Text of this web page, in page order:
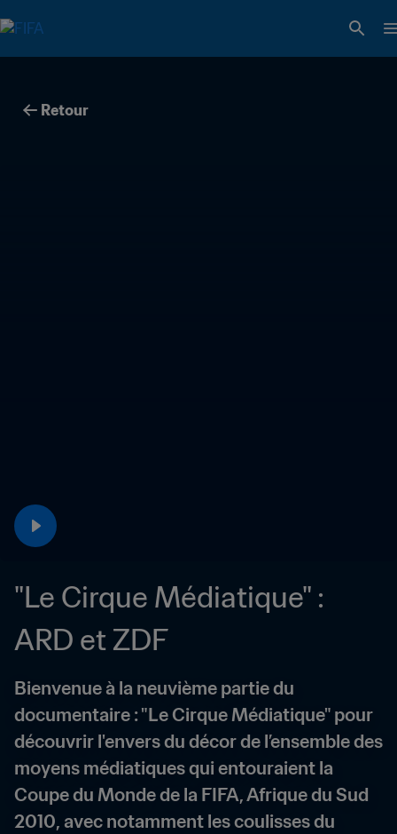
Retour
"Le Cirque Médiatique" :
ARD et ZDF
Bienvenue à la neuvième partie du
documentaire : "Le Cirque Médiatique" pour
découvrir l'envers du décor de l’ensemble des
moyens médiatiques qui entouraient la
Coupe du Monde de la FIFA, Afrique du Sud
2010, avec notamment les coulisses du